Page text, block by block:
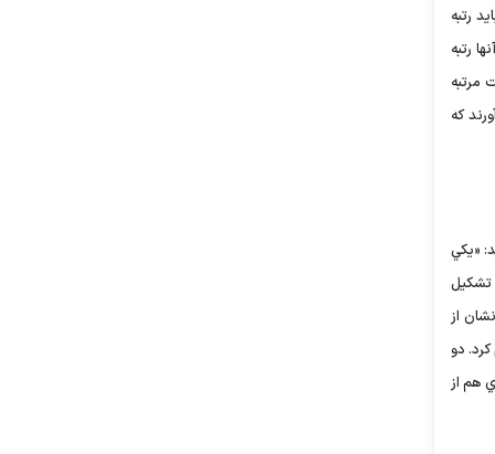
رتبه
به آنها رتبه
مرتبه
که
«يکي
تشکيل
آرا شده‌اند که نشان از
دو
هم از